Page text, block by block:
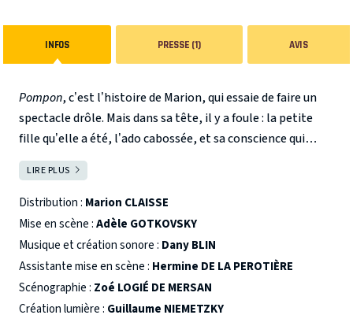
INFOS PRESSE (1) AVIS
Pompon, c’est l’histoire de Marion, qui essaie de faire un
spectacle drôle. Mais dans sa tête, il y a foule : la petite
fille qu’elle a été, l’ado cabossée, et sa conscience qui
veille au grain.
Le spectacle se tord, danse, dérape. À force de
glissements, se dessine la quête d’un chemin à soi, sous
les couches d’injonctions qu’on empile sur nos corps. Et de
ce qu’il faut traverser pour décrocher un bout de joie.
Un seule en scène éclectique qui explose les tabous et où le
rire devient une porte d’entrée vers l’intime, le chaos et la
joie. NOTE D’INTENTION - Tout part d’une envie : faire
LIRE PLUS
Distribution : Marion CLAISSE
Mise en scène :Adèle GOTKOVSKY
Musique et création sonore : Dany BLIN
Assistante mise en scène : Hermine DE LA PEROTIÈRE
Scénographie : Zoé LOGIÉ DE MERSAN
Création lumière : Guillaume NIEMETZKY